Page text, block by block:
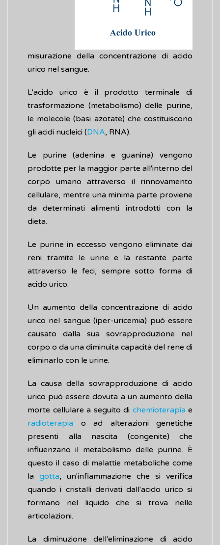
misurazione della concentrazione di acido
urico nel sangue.
L'acido urico è il prodotto terminale di
trasformazione (metabolismo) delle purine,
le molecole (basi azotate) che costituiscono
gli acidi nucleici (DNA, RNA).
Le purine (adenina e guanina) vengono
prodotte per la maggior parte all'interno del
corpo umano attraverso il rinnovamento
cellulare, mentre una minima parte proviene
da determinati alimenti introdotti con la
dieta.
Le purine in eccesso vengono eliminate dai
reni tramite le urine e la restante parte
attraverso le feci, sempre sotto forma di
acido urico.
Un aumento della concentrazione di acido
urico nel sangue (iper-uricemia) può essere
causato dalla sua sovrapproduzione nel
corpo o da una diminuita capacità del rene di
eliminarlo con le urine.
La causa della sovrapproduzione di acido
urico può essere dovuta a un aumento della
morte cellulare a seguito di chemioterapiae
radioterapia o ad alterazioni genetiche
presenti alla nascita (congenite) che
influenzano il metabolismo delle purine. È
questo il caso di malattie metaboliche come
la gotta, un'infiammazione che si verifica
quando i cristalli derivati dall'acido urico si
formano nel liquido che si trova nelle
articolazioni.
La diminuzione dell'eliminazione di acido